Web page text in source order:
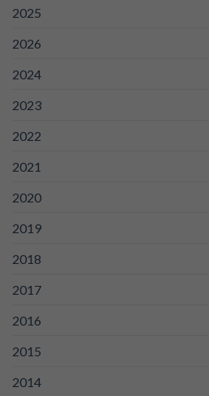
2025
2026
2024
2023
2022
2021
2020
2019
2018
2017
2016
2015
2014